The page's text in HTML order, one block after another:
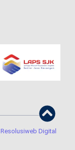
Resolusiweb Digital